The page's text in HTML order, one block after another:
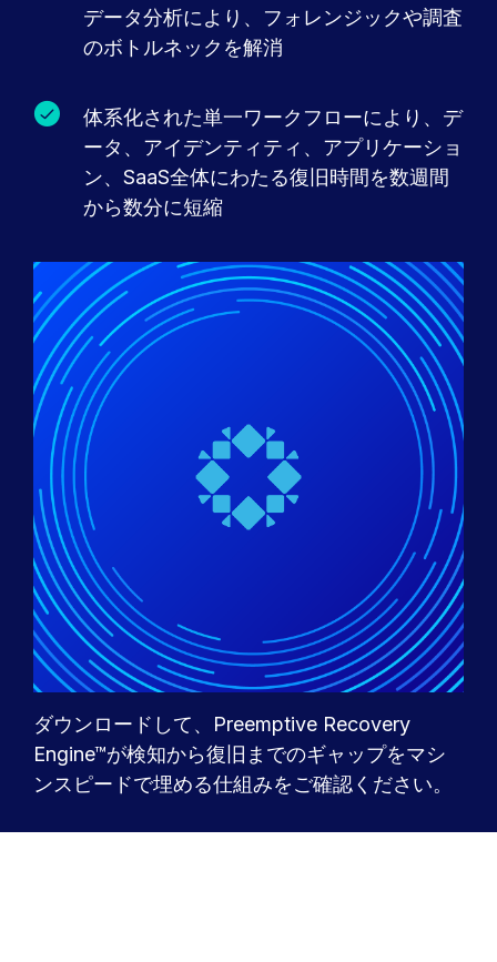
データ分析により、フォレンジックや調査
のボトルネックを解消
体系化された単一ワークフローにより、デ
ータ、アイデンティティ、アプリケーショ
ン、SaaS全体にわたる復旧時間を数週間
から数分に短縮
ダウンロードして、Preemptive Recovery
Engine™が検知から復旧までのギャップをマシ
ンスピードで埋める仕組みをご確認ください。